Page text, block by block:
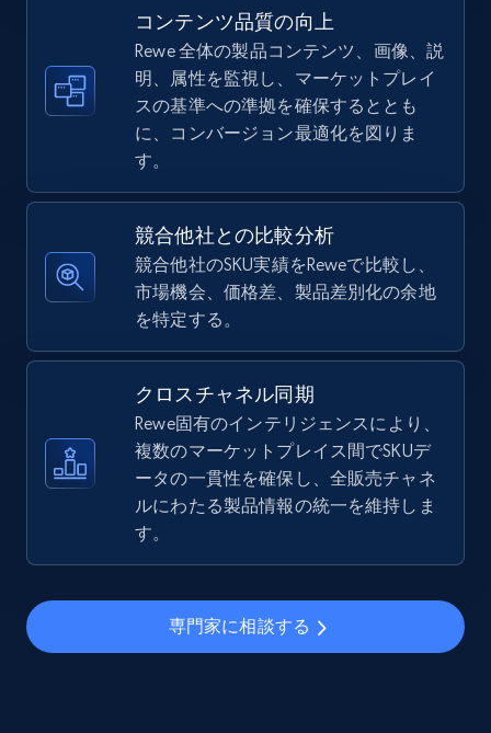
TikTok Shop - Collect TikTok shop products
by keywords search
URL, Title, Available, Description, Currency, Initial
price, Final price, Discount percent, and more.
TikTok Shop - discover records by shop url
URL, Title, Available, Description, Currency, Initial
price, Final price, Discount percent, and more.
今すぐ始める
Amazon sellers info
Seller id, URL, Seller name, Description, Detailed
info, Stars, Feedbacks, Return policy, and more.
2.5K+ 378+ 今すぐ始める
コンテンツ品質の向上
Rewe 全体の製品コンテンツ、画像、説
明、属性を監視し、マーケットプレイ
スの基準への準拠を確保するととも
に、コンバージョン最適化を図りま
す。
競合他社との比較分析
競合他社のSKU実績をReweで比較し、
市場機会、価格差、製品差別化の余地
を特定する。
クロスチャネル同期
Rewe固有のインテリジェンスにより、
複数のマーケットプレイス間でSKUデ
ータの一貫性を確保し、全販売チャネ
ルにわたる製品情報の統一を維持しま
す。
専門家に相談する